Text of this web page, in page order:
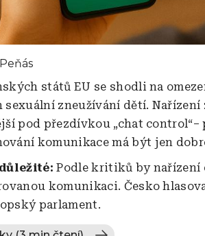
států EU se shodli na
zneužívání dětí. Nařízení
pod přezdívkou „chat
komunikace má být jen
důležité: Podle kritiků by nařízení
komunikaci. Česko
parlament.